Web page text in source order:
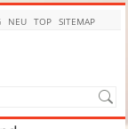
NEU TOP SITEMAP